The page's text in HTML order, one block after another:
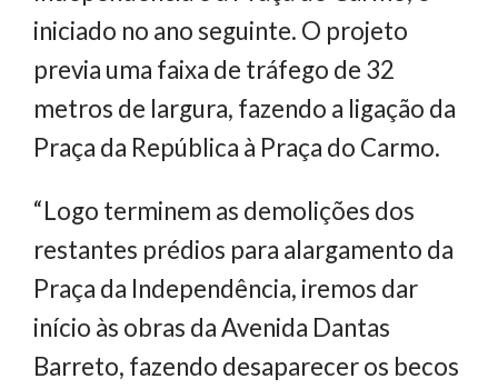
iniciado no ano seguinte. O projeto
previa uma faixa de tráfego de 32
metros de largura, fazendo a ligação da
Praça da República à Praça do Carmo.
“Logo terminem as demolições dos
restantes prédios para alargamento da
Praça da Independência, iremos dar
início às obras da Avenida Dantas
Barreto, fazendo desaparecer os becos